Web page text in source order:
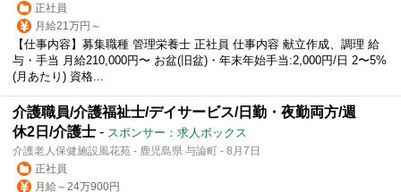
正社員
月給21万円～
【仕事内容】募集職種 管理栄養士 正社員 仕事内容 献立作成、調理 給
与・手当 月給210,000円〜 お盆(旧盆)・年末年始手当:2,000円/日 2〜5%
(月あたり) 資格...
介護職員/介護福祉士/デイサービス/日勤・夜勤両方/週
休2日/介護士 - スポンサー：求人ボックス
介護老人保健施設風花苑 - 鹿児島県 与論町 - 8月7日
正社員
月給～24万900円